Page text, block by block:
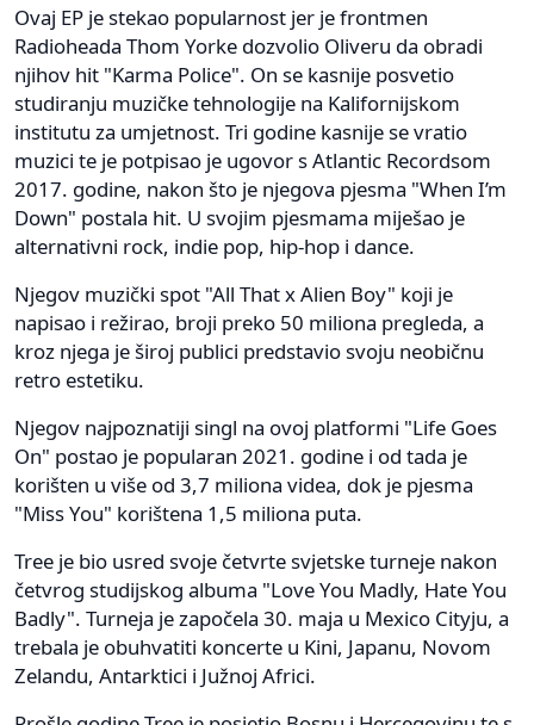
Ovaj EP je stekao popularnost jer je frontmen
Radioheada Thom Yorke dozvolio Oliveru da obradi
njihov hit "Karma Police". On se kasnije posvetio
studiranju muzičke tehnologije na Kalifornijskom
institutu za umjetnost. Tri godine kasnije se vratio
muzici te je potpisao je ugovor s Atlantic Recordsom
2017. godine, nakon što je njegova pjesma "When I’m
Down" postala hit. U svojim pjesmama miješao je
alternativni rock, indie pop, hip-hop i dance.
Njegov muzički spot "All That x Alien Boy" koji je
napisao i režirao, broji preko 50 miliona pregleda, a
kroz njega je široj publici predstavio svoju neobičnu
retro estetiku.
Njegov najpoznatiji singl na ovoj platformi "Life Goes
On" postao je popularan 2021. godine i od tada je
korišten u više od 3,7 miliona videa, dok je pjesma
"Miss You" korištena 1,5 miliona puta.
Tree je bio usred svoje četvrte svjetske turneje nakon
četvrog studijskog albuma "Love You Madly, Hate You
Badly". Turneja je započela 30. maja u Mexico Cityju, a
trebala je obuhvatiti koncerte u Kini, Japanu, Novom
Zelandu, Antarktici i Južnoj Africi.